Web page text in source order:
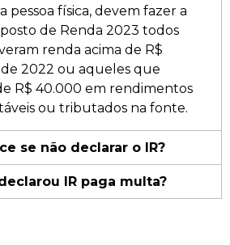
pessoa física, devem fazer a
de Renda 2023 todos
renda acima de R$
2022 ou aqueles que
R$ 40.000 em rendimentos
ou tributados na fonte.
se não declarar o IR?
IR paga multa?